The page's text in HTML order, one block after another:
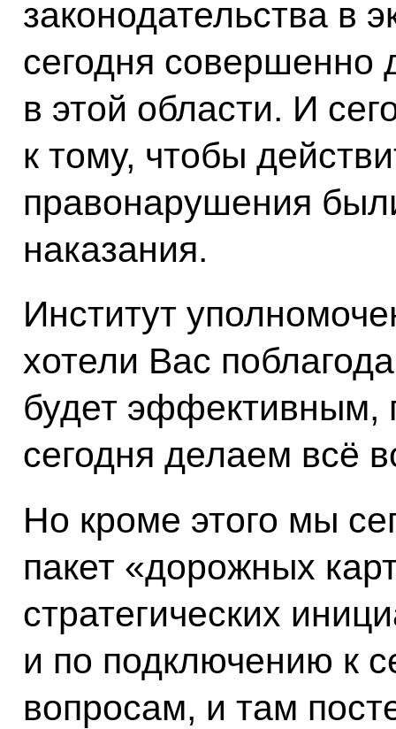
законодательства в
сегодня совершенно
в этой области. И
к тому, чтобы
правонарушения
наказания.
Институт
хотели Вас
будет эффективным,
сегодня делаем всё
Но кроме этого мы
пакет «дорожных
стратегических
и по подключению к
вопросам, и там